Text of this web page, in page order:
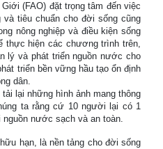
(FAO) đặt trọng tâm đến việc
tiêu chuẩn cho đời sống cũng
nông nghiệp và điều kiện sống
thực hiện các chương trình trên,
lý và phát triển nguồn nước cho
triển bền vững hầu tạo ổn định
dân.
lại những hình ảnh mang thông
ta rằng cứ 10 người lại có 1
nước sạch và an toàn.
hạn, là nền tảng cho đời sống